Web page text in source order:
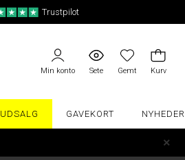
Trustpilot
Min konto Sete Gemt Kurv
UDSALG GAVEKORT NYHEDER